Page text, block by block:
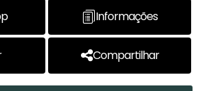
Informações
Compartilhar